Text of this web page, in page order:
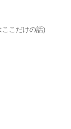
こだけの話)